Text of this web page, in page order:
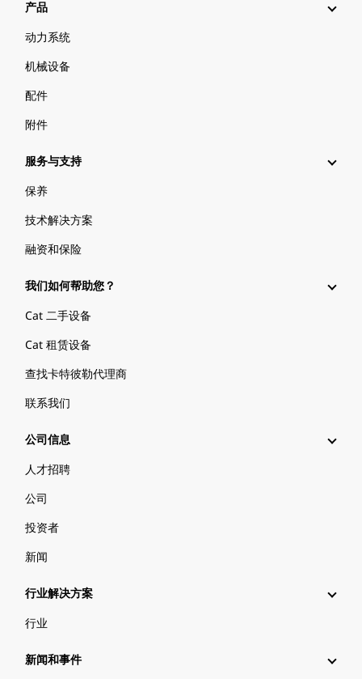
产品
动力系统
机械设备
配件
附件
服务与支持
保养
技术解决方案
融资和保险
我们如何帮助您？
Cat 二手设备
Cat 租赁设备
查找卡特彼勒代理商
联系我们
公司信息
人才招聘
公司
投资者
新闻
行业解决方案
行业
新闻和事件